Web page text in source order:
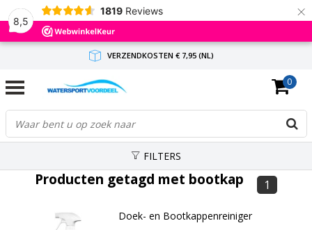
8,5
1819 Reviews ×
VERZENDKOSTEN € 7,95 (NL)
GRATIS VERZENDING(NL) VANAF € 65,-
BINNEN 1-3 WERKDAGEN ANTWOORD
0
FILTERS
Producten getagd met bootkap 1
Doek- en Bootkappenreiniger